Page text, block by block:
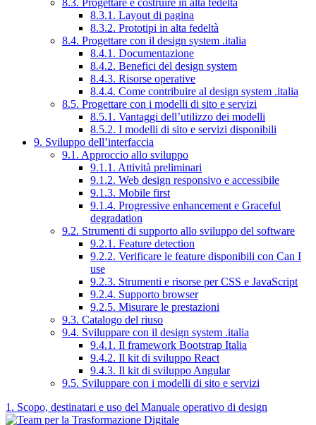
8.3.1. Layout di pagina
8.3.2. Prototipi in alta fedeltà
8.4. Progettare con il design system .italia
8.4.1. Documentazione
8.4.2. Benefici del design system
8.4.3. Risorse operative
8.4.4. Come contribuire al design system .italia
8.5. Progettare con i modelli di sito e servizi
8.5.1. Vantaggi dell’utilizzo dei modelli
8.5.2. I modelli di sito e servizi disponibili
9. Sviluppo dell’interfaccia
9.1. Approccio allo sviluppo
9.1.1. Attività preliminari
9.1.2. Web design responsivo e accessibile
9.1.3. Mobile first
9.1.4. Progressive enhancement e Graceful
degradation
9.2. Strumenti di supporto allo sviluppo del software
9.2.1. Feature detection
9.2.2. Verificare le feature disponibili con Can I
use
9.2.3. Strumenti e risorse per CSS e JavaScript
9.2.4. Supporto browser
9.2.5. Misurare le prestazioni
9.3. Catalogo del riuso
9.4. Sviluppare con il design system .italia
9.4.1. Il framework Bootstrap Italia
9.4.2. Il kit di sviluppo React
9.4.3. Il kit di sviluppo Angular
9.5. Sviluppare con i modelli di sito e servizi
1. Scopo, destinatari e uso del Manuale operativo di design